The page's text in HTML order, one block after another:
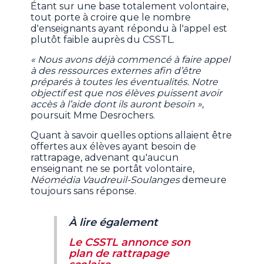
Étant sur une base totalement volontaire,
tout porte à croire que le nombre
d'enseignants ayant répondu à l'appel est
plutôt faible auprès du CSSTL.
« Nous avons déjà commencé à faire appel
à des ressources externes afin d’être
préparés à toutes les éventualités. Notre
objectif est que nos élèves puissent avoir
accès à l’aide dont ils auront besoin »,
poursuit Mme Desrochers.
Quant à savoir quelles options allaient être
offertes aux élèves ayant besoin de
rattrapage, advenant qu'aucun
enseignant ne se portât volontaire,
Néomédia Vaudreuil-Soulangesdemeure
toujours sans réponse.
À lire également
Le CSSTL annonce son
plan de rattrapage